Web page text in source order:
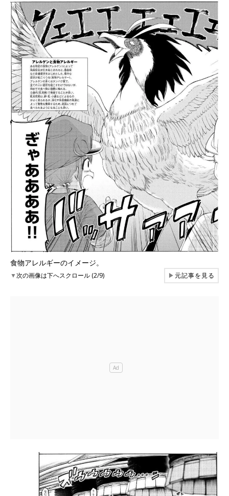
食物アレルギーのイメージ。
▼次の画像は下へスクロール (2/9) ▶元記事を見る